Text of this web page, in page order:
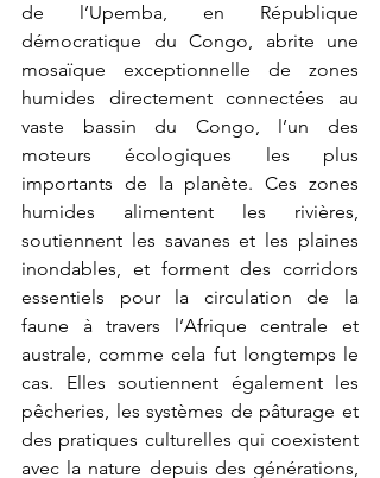
de l’Upemba, en République
démocratique du Congo, abrite une
mosaïque exceptionnelle de zones
humides directement connectées au
vaste bassin du Congo, l’un des
moteurs écologiques les plus
importants de la planète. Ces zones
humides alimentent les rivières,
soutiennent les savanes et les plaines
inondables, et forment des corridors
essentiels pour la circulation de la
faune à travers l’Afrique centrale et
australe, comme cela fut longtemps le
cas. Elles soutiennent également les
pêcheries, les systèmes de pâturage et
des pratiques culturelles qui coexistent
avec la nature depuis des générations,